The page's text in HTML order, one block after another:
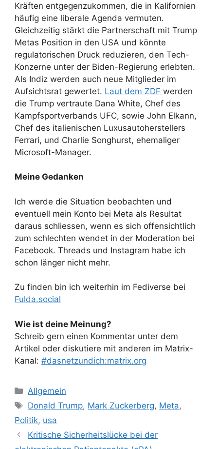
Kräften entgegenzukommen, die in Kalifornien
häufig eine liberale Agenda vermuten.
Gleichzeitig stärkt die Partnerschaft mit Trump
Metas Position in den USA und könnte
regulatorischen Druck reduzieren, den Tech-
Konzerne unter der Biden-Regierung erlebten.
Als Indiz werden auch neue Mitglieder im
Aufsichtsrat gewertet. Laut dem ZDF werden
die Trump vertraute Dana White, Chef des
Kampfsportverbands UFC, sowie John Elkann,
Chef des italienischen Luxusautoherstellers
Ferrari, und Charlie Songhurst, ehemaliger
Microsoft-Manager.
Meine Gedanken
Ich werde die Situation beobachten und
eventuell mein Konto bei Meta als Resultat
daraus schliessen, wenn es sich offensichtlich
zum schlechten wendet in der Moderation bei
Facebook. Threads und Instagram habe ich
schon länger nicht mehr.
Zu finden bin ich weiterhin im Fediverse bei
Fulda.social
Wie ist deine Meinung?
Schreib gern einen Kommentar unter dem
Artikel oder diskutiere mit anderen im Matrix-
Kanal: #dasnetzundich:matrix.org
Kategorien
Allgemein
Schlagwörter
Donald Trump, Mark Zuckerberg, Meta,
Politik, usa
Kritische Sicherheitslücke bei der